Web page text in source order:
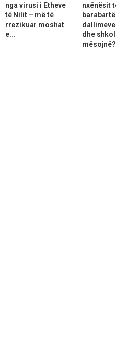
nga virusi i Etheve
të Nilit – më të
rrezikuar moshat
e...
nxënësit
dhe
mësojnë?